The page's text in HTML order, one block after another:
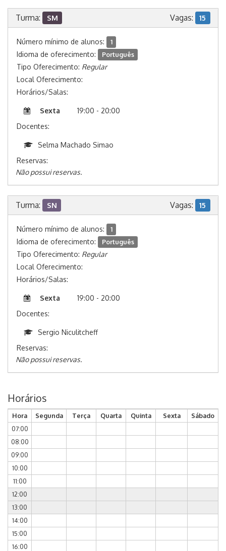
Turma: SM Vagas: 15
Número mínimo de alunos: 1
Idioma de oferecimento: Português
Tipo Oferecimento: Regular
Local Oferecimento:
Horários/Salas:
Sexta
19:00 - 20:00
Docentes:
Selma Machado Simao
Reservas:
Não possui reservas.
Turma: SN Vagas: 15
Número mínimo de alunos: 1
Idioma de oferecimento: Português
Tipo Oferecimento: Regular
Local Oferecimento:
Horários/Salas:
Sexta
19:00 - 20:00
Docentes:
Sergio Niculitcheff
Reservas:
Não possui reservas.
Horários
Hora Segunda Terça Quarta Quinta Sexta
Sábado
07:00
08:00
09:00
10:00
11:00
12:00
13:00
14:00
15:00
16:00